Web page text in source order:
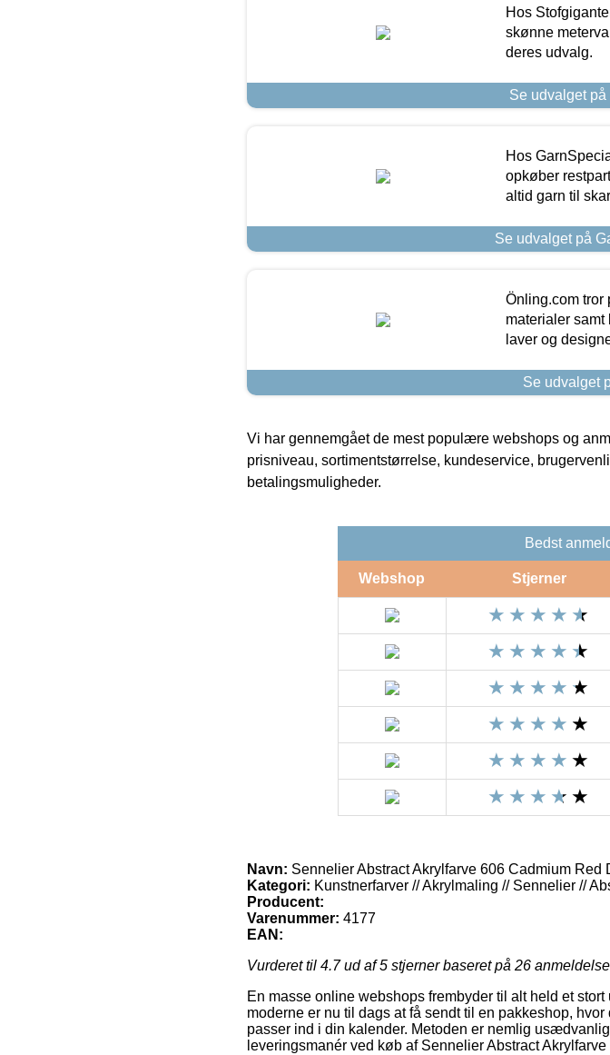
Hos
skønne
deres udvalg.
Se udvalget
Hos
opkøber
altid garn til
Se udvalget på
Önling.com
materialer
laver og
Se udvalget
Vi har gennemgået de mest populære webshops og
prisniveau, sortimentstørrelse, kundeservice,
betalingsmuligheder.
Bedst
Webshop Stjerner
Navn: Sennelier Abstract Akrylfarve 606 Cadmium Red
Kategori: Kunstnerfarver // Akrylmaling // Sennelier //
Producent:
Varenummer: 4177
EAN:
Vurderet til 4.7ud af 5 stjerner baseret på 26
En masse online webshops frembyder til alt held et
moderne er nu til dags at få sendt til en pakkeshop,
passer ind i din kalender. Metoden er nemlig
leveringsmanér ved køb af Sennelier Abstract